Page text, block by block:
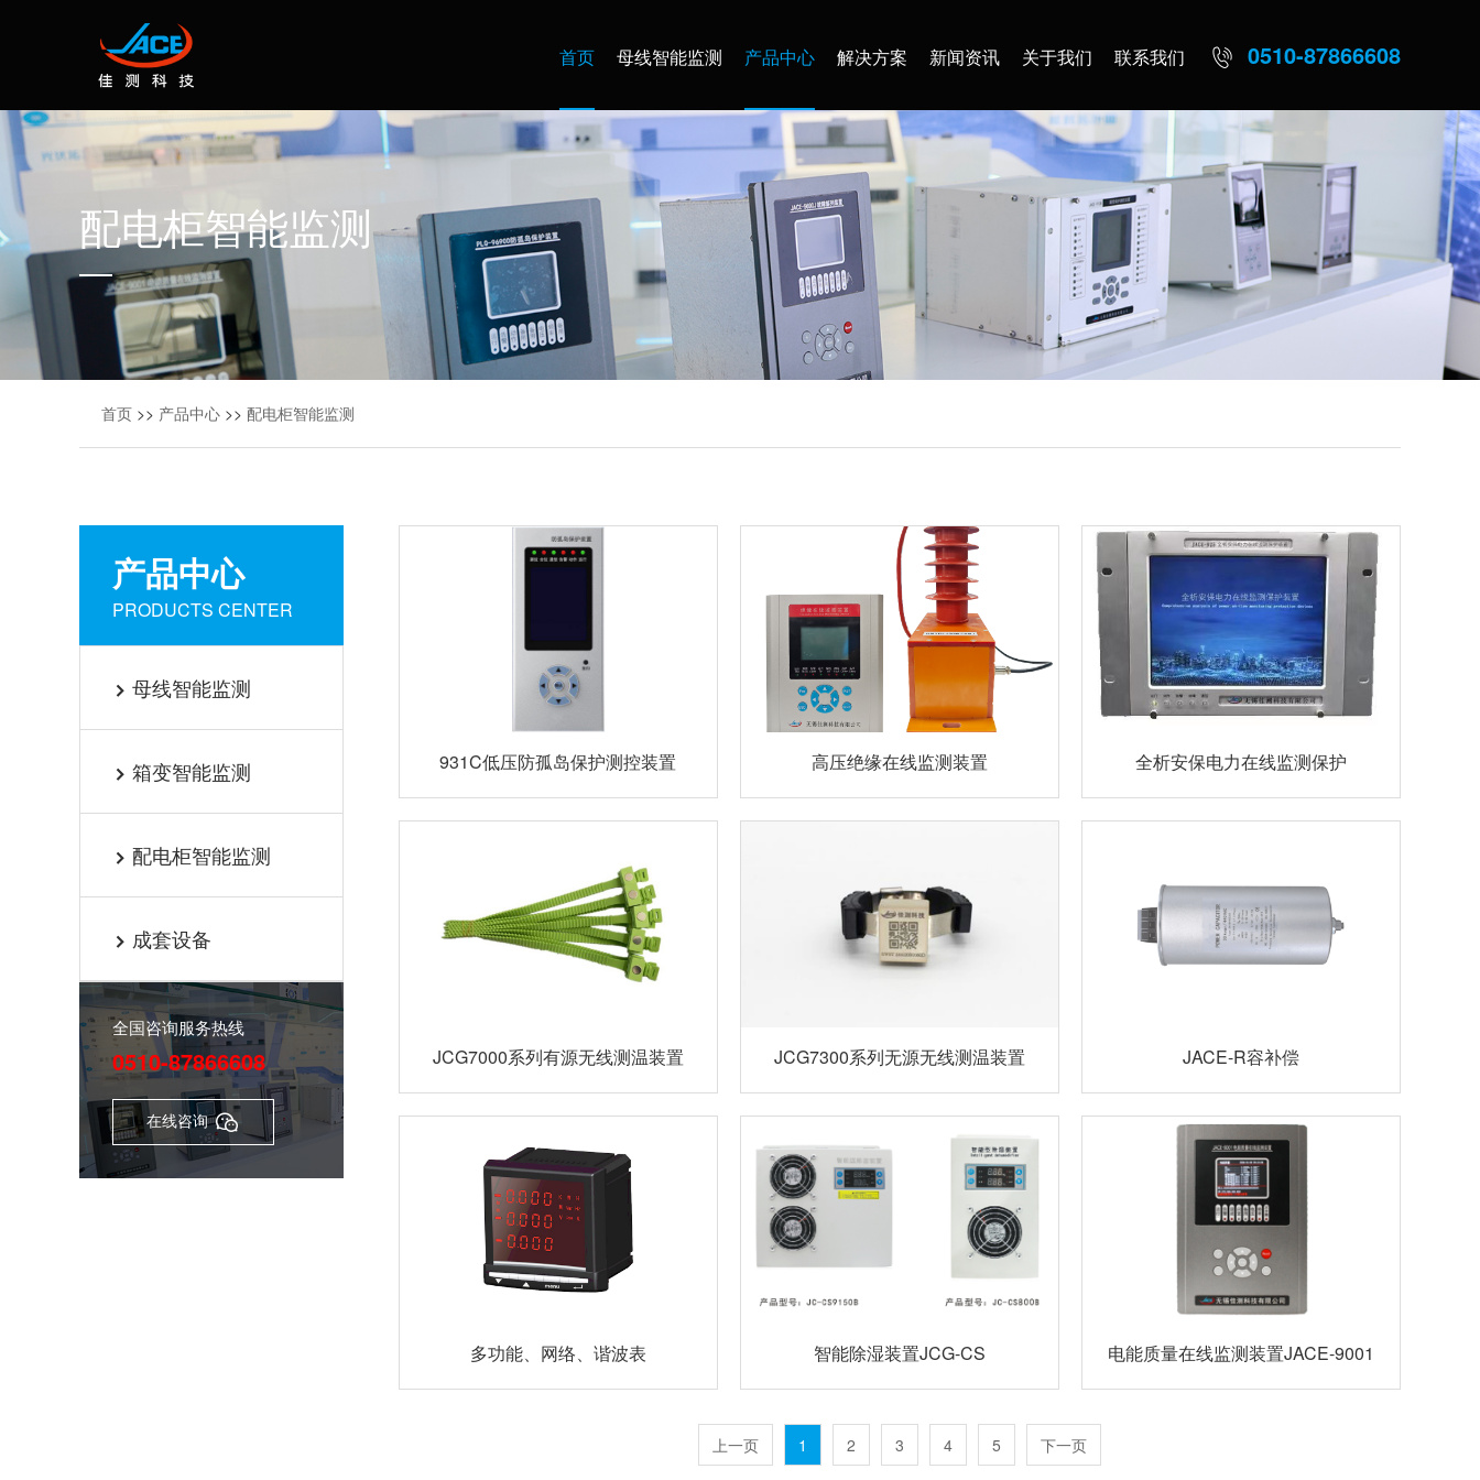
0510-87866608
首页 母线智能监测 产品中心 解决方案 新闻资讯 关于我们 联系我们
配电柜智能监测
首页 >> 产品中心 >> 配电柜智能监测
产品中心
PRODUCTS CENTER
 母线智能监测
 箱变智能监测
 配电柜智能监测
 成套设备
全国咨询服务热线
0510-87866608
在线咨询 
931C低压防孤岛保护测控装置 高压绝缘在线监测装置 全析安保电力在线监测保护
JCG7000系列有源无线测温装置 JCG7300系列无源无线测温装置 JACE-R容补偿
多功能、网络、谐波表 智能除湿装置JCG-CS 电能质量在线监测装置JACE-9001
上一页 1 2 3 4 5 下一页